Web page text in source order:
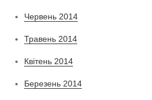
Червень 2014
Травень 2014
Квітень 2014
Березень 2014